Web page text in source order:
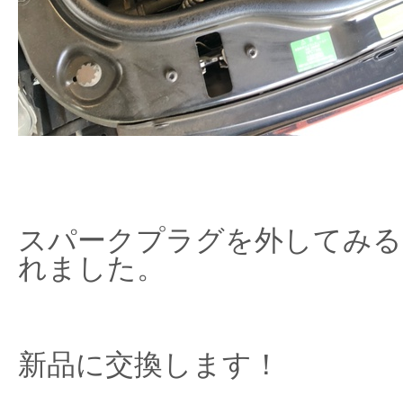
スパークプラグを外してみ
れました。
新品に交換します！